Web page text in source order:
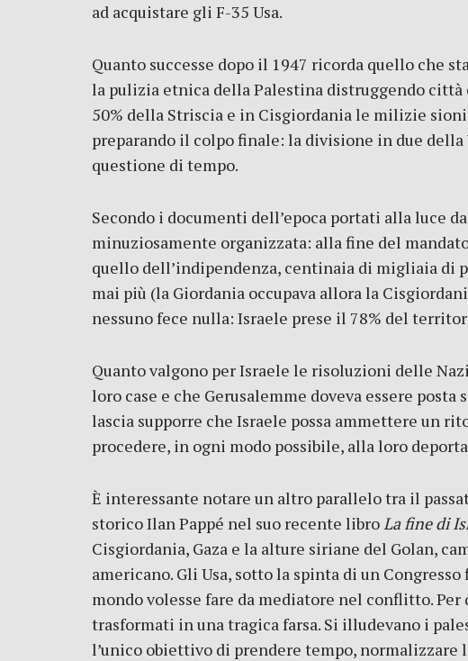
ad acquistare gli F-35 Usa.
Quanto successe dopo il 1947 ricorda quello che
la pulizia etnica della Palestina distruggendo
50% della Striscia e in Cisgiordania le milizie
preparando il colpo finale: la divisione in due
questione di tempo.
Secondo i documenti dell’epoca portati alla luce
minuziosamente organizzata: alla fine del
quello dell’indipendenza, centinaia di migliaia di
mai più (la Giordania occupava allora la
nessuno fece nulla: Israele prese il 78% del
Quanto valgono per Israele le risoluzioni delle
loro case e che Gerusalemme doveva essere
lascia supporre che Israele possa ammettere un
procedere, in ogni modo possibile, alla loro
È interessante notare un altro parallelo tra il
storico Ilan Pappé nel suo recente libroLa fine di
Cisgiordania, Gaza e la alture siriane del Golan,
americano. Gli Usa, sotto la spinta di un
mondo volesse fare da mediatore nel conflitto.
trasformati in una tragica farsa. Si illudevano i
l’unico obiettivo di prendere tempo,